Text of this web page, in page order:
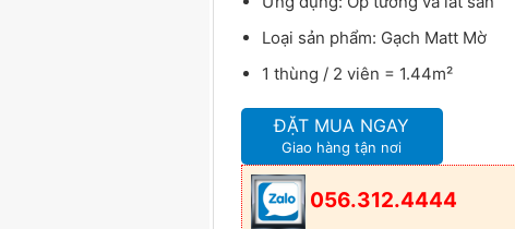
Loại sản phẩm: Gạch Matt Mờ
1 thùng / 2 viên = 1.44m²
ĐẶT MUA NGAY
Giao hàng tận nơi
056.312.4444